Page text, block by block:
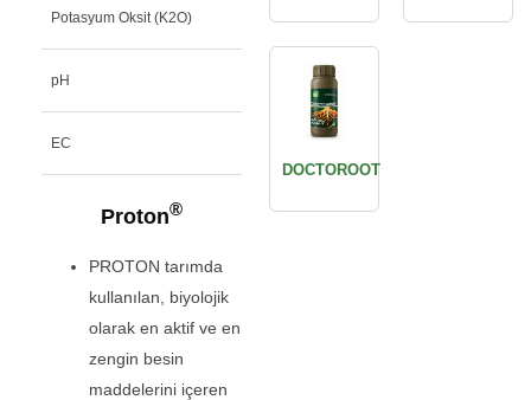
Potasyum Oksit (K2O) 10%
pH
EC
Proton®
PROTON tarımda
kullanılan, biyolojik
olarak en aktif ve en
zengin besin
maddelerini içeren
DOCTOROOT